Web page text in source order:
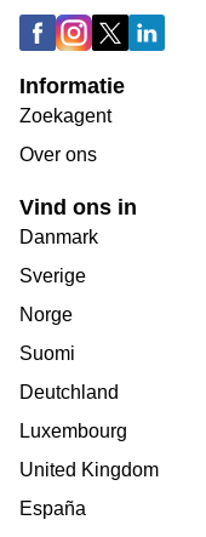
Informatie
Zoekagent
Over ons
Vind ons in
Danmark
Sverige
Norge
Suomi
Deutchland
Luxembourg
United Kingdom
España